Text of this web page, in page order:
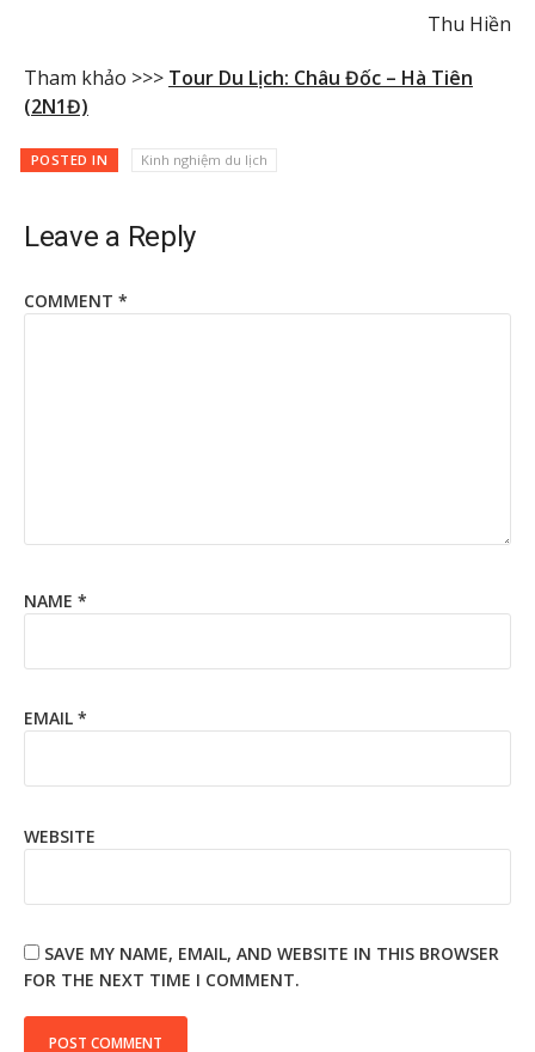
Thu Hiền
Tham khảo >>> Tour Du Lịch: Châu Đốc – Hà Tiên
(2N1Đ)
POSTED IN Kinh nghiệm du lịch
Leave a Reply
COMMENT *
NAME *
EMAIL *
WEBSITE
SAVE MY NAME, EMAIL, AND WEBSITE IN THIS BROWSER
FOR THE NEXT TIME I COMMENT.